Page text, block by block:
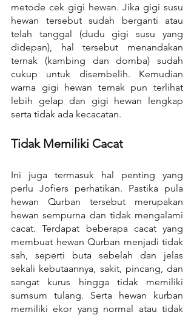
metode cek gigi hewan. Jika gigi susu
hewan tersebut sudah berganti atau
telah tanggal (dudu gigi susu yang
didepan), hal tersebut menandakan
ternak (kambing dan domba) sudah
cukup untuk disembelih. Kemudian
warna gigi hewan ternak pun terlihat
lebih gelap dan gigi hewan lengkap
serta tidak ada kecacatan.
Tidak Memiliki Cacat
Ini juga termasuk hal penting yang
perlu Jofiers perhatikan. Pastika pula
hewan Qurban tersebut merupakan
hewan sempurna dan tidak mengalami
cacat. Terdapat beberapa cacat yang
membuat hewan Qurban menjadi tidak
sah, seperti buta sebelah dan jelas
sekali kebutaannya, sakit, pincang, dan
sangat kurus hingga tidak memiliki
sumsum tulang. Serta hewan kurban
memiliki ekor yang normal atau tidak